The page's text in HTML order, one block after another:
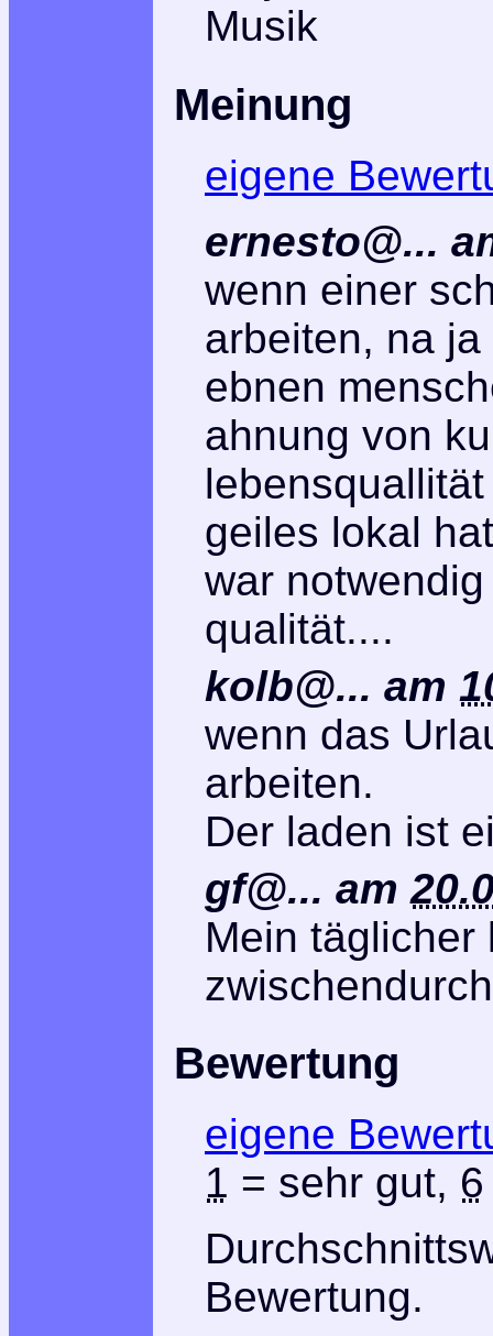
Musik
Meinung
eigene
ernesto@...
wenn einer
arbeiten, na
ebnen
ahnung von
geiles lokal
war
qualität....
kolb@... am
wenn das
arbeiten.
Der laden ist
gf@... am
Mein täglicher
zwischendurch
Bewertung
eigene
1 = sehr gut, 6
Bewertung.